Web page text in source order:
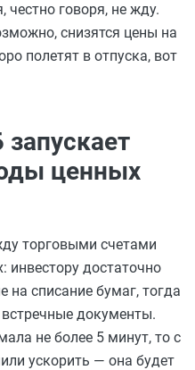
честно говоря, не жду.
снизятся цены на
полетят в отпуска, вот
ценных
торговыми счетами
инвестору достаточно
на списание бумаг, тогда
документы.
не более 5 минут, то с
ускорить — она будет